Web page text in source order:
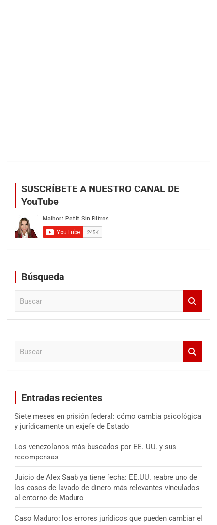
SUSCRÍBETE A NUESTRO CANAL DE
YouTube
Búsqueda
Entradas recientes
Siete meses en prisión federal: cómo cambia psicológica
y jurídicamente un exjefe de Estado
Los venezolanos más buscados por EE. UU. y sus
recompensas
Juicio de Alex Saab ya tiene fecha: EE.UU. reabre uno de
los casos de lavado de dinero más relevantes vinculados
al entorno de Maduro
Caso Maduro: los errores jurídicos que pueden cambiar el